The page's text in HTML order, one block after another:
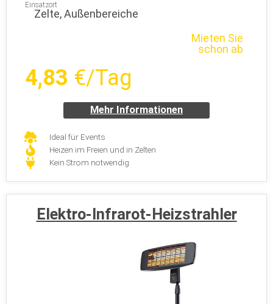
Einsatzort
Zelte, Außenbereiche
Mieten Sie
schon ab
4,83 €/Tag
Mehr Informationen
Ideal für Events
Heizen im Freien und in Zelten
Kein Strom notwendig
Elektro-Infrarot-Heizstrahler